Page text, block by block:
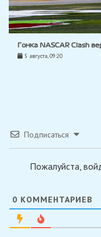
Гонка NASCAR Clash
5 августа, 09:20
Подписаться
Пожалуйста,
0 КОММЕНТАРИЕВ